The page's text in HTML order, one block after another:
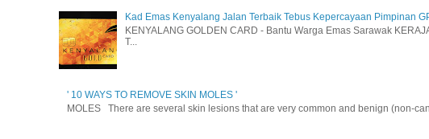
Kad Emas Kenyalang Jalan Terbaik Tebus Kepercayaan Pimpinan
KENYALANG GOLDEN CARD - Bantu Warga Emas Sarawak
T...
' 10 WAYS TO REMOVE SKIN MOLES '
MOLES There are several skin lesions that are very common and benign (non-